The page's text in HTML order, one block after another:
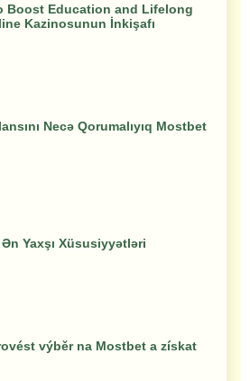
Boost Education and Lifelong
Kazinosunun İnkişafı
Necə Qorumalıyıq Mostbet
Yaxşı Xüsusiyyətləri
výběr na Mostbet a získat